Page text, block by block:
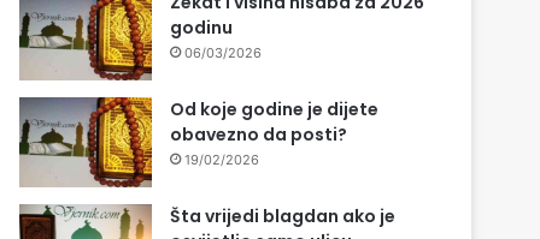
godinu
06/03/2026
Od koje godine je dijete
obavezno da posti?
19/02/2026
Šta vrijedi blagdan ako je